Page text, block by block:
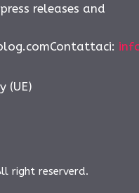
releases and
:
(UE)
right reserverd.